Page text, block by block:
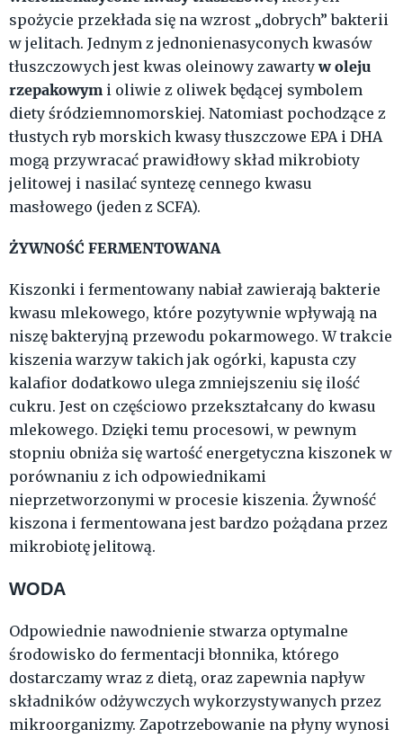
spożycie przekłada się na wzrost „dobrych” bakterii
w jelitach. Jednym z jednonienasyconych kwasów
tłuszczowych jest kwas oleinowy zawartyw oleju
rzepakowym i oliwie z oliwek będącej symbolem
diety śródziemnomorskiej. Natomiast pochodzące z
tłustych ryb morskich kwasy tłuszczowe EPA i DHA
mogą przywracać prawidłowy skład mikrobioty
jelitowej i nasilać syntezę cennego kwasu
masłowego (jeden z SCFA).
ŻYWNOŚĆ FERMENTOWANA
Kiszonki i fermentowany nabiał zawierają bakterie
kwasu mlekowego, które pozytywnie wpływają na
niszę bakteryjną przewodu pokarmowego. W trakcie
kiszenia warzyw takich jak ogórki, kapusta czy
kalafior dodatkowo ulega zmniejszeniu się ilość
cukru. Jest on częściowo przekształcany do kwasu
mlekowego. Dzięki temu procesowi, w pewnym
stopniu obniża się wartość energetyczna kiszonek w
porównaniu z ich odpowiednikami
nieprzetworzonymi w procesie kiszenia. Żywność
kiszona i fermentowana jest bardzo pożądana przez
mikrobiotę jelitową.
WODA
Odpowiednie nawodnienie stwarza optymalne
środowisko do fermentacji błonnika, którego
dostarczamy wraz z dietą, oraz zapewnia napływ
składników odżywczych wykorzystywanych przez
mikroorganizmy. Zapotrzebowanie na płyny wynosi